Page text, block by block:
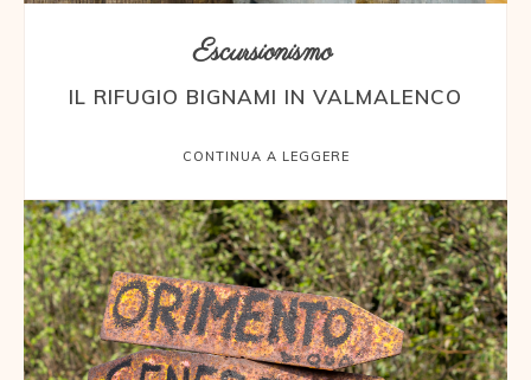
Escursionismo
IL RIFUGIO BIGNAMI IN VALMALENCO
CONTINUA A LEGGERE